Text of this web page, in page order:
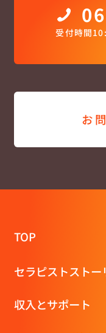
受付時間
お
TOP
セラピストストー
収⼊とサポート